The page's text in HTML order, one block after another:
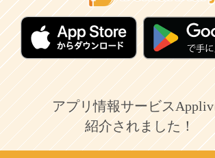
アプリ情報サービス
紹介されました！